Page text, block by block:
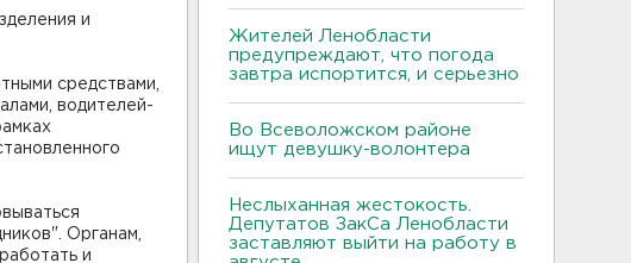
и
средствами,
водителей-
Органам,
и
Жителей Ленобласти
предупреждают, что погода
завтра испортится, и серьезно
Во Всеволожском районе
ищут девушку-волонтера
Неслыханная жестокость.
Депутатов ЗакСа Ленобласти
заставляют выйти на работу в